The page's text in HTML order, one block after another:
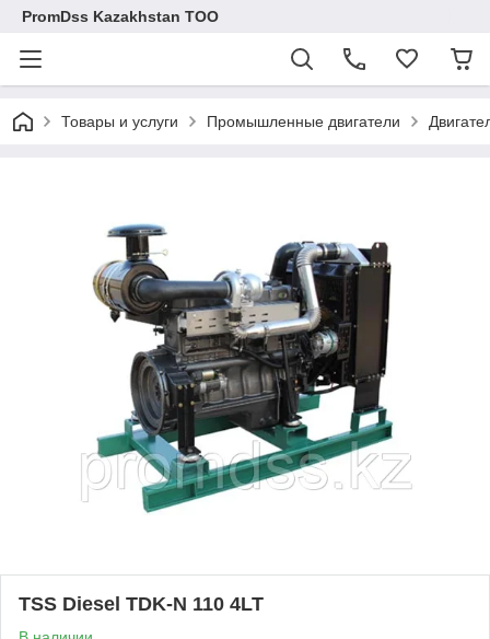
PromDss Kazakhstan TOO
Товары и услуги Промышленные двигатели
TSS Diesel TDK-N 110 4LT